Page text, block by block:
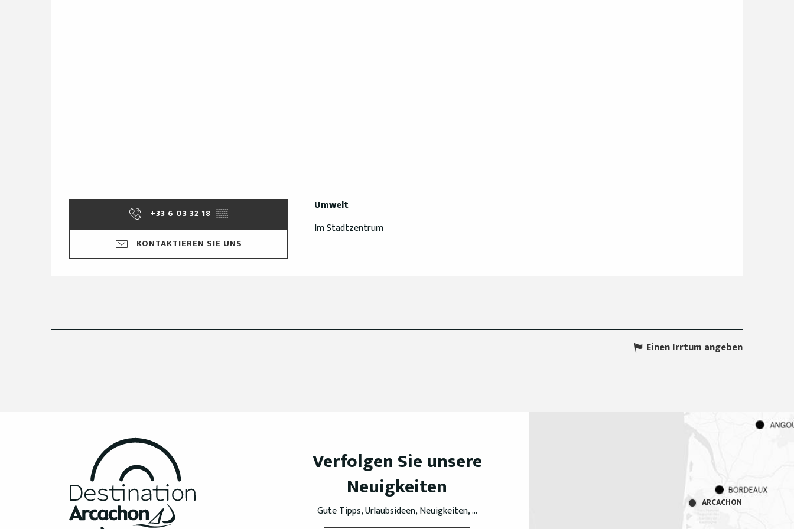
+33 6 03 32 18 ▒▒
KONTAKTIEREN SIE UNS
Umwelt
Umwelt
Im Stadtzentrum
Einen Irrtum angeben
Verfolgen Sie unsere
Neuigkeiten
Gute Tipps, Urlaubsideen, Neuigkeiten, ...
ARCACHON